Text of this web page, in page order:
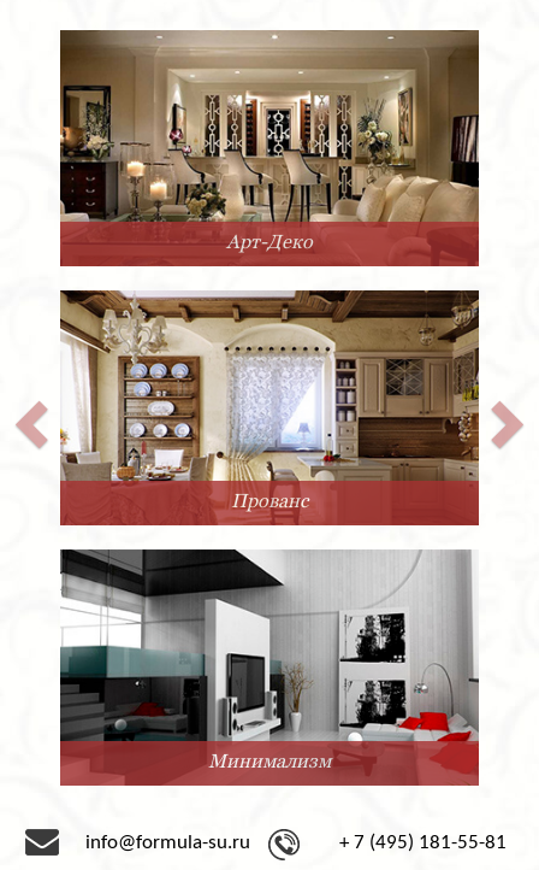
Арт-Деко
Прованс
Минимализм
info@formula-su.ru + 7 (495) 181-55-81